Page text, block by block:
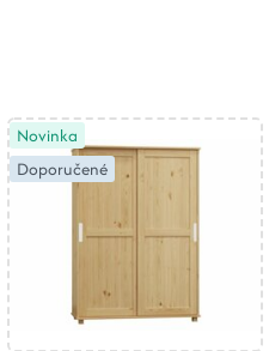
Novinka
Doporučené